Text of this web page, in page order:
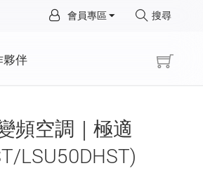
會員專區 搜尋
夥伴
頻空調｜極適
LSU50DHST)